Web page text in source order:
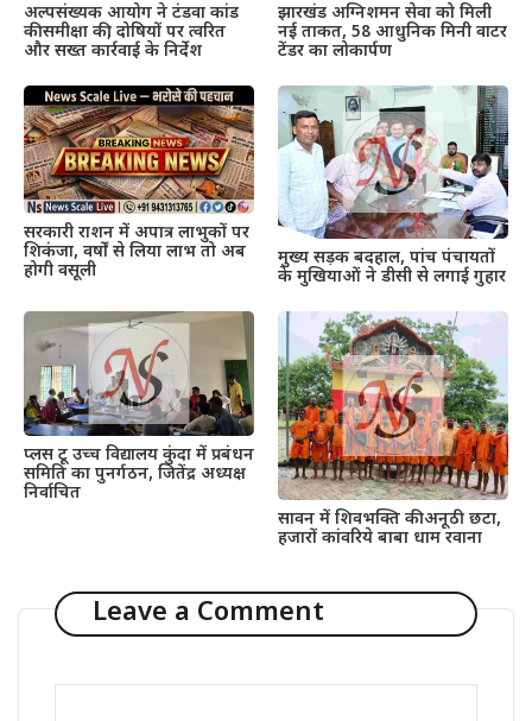
अल्पसंख्यक आयोग ने टंडवा कांड
की समीक्षा की, दोषियों पर त्वरित
और सख्त कार्रवाई के निर्देश
झारखंड अग्निशमन सेवा को मिली
नई ताकत, 58 आधुनिक मिनी वाटर
टेंडर का लोकार्पण
सरकारी राशन में अपात्र लाभुकों पर
शिकंजा, वर्षों से लिया लाभ तो अब
होगी वसूली
मुख्य सड़क बदहाल, पांच पंचायतों
के मुखियाओं ने डीसी से लगाई गुहार
प्लस टू उच्च विद्यालय कुंदा में प्रबंधन
समिति का पुनर्गठन, जितेंद्र अध्यक्ष
निर्वाचित
सावन में शिवभक्ति की अनूठी छटा,
हजारों कांवरिये बाबा धाम रवाना
Leave a Comment